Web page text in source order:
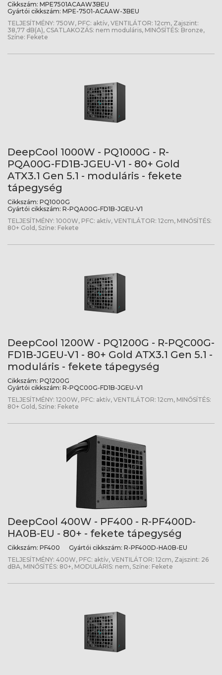
Cikkszám: MPE7501ACAAW3BEU
Gyártói cikkszám: MPE-7501-ACAAW-3BEU
TELJESÍTMÉNY: 750W, PFC: aktív, VENTILÁTOR: 12cm, Zajszint:
38,77 dB(A), CSATLAKOZÁS: nem moduláris, MINŐSÍTÉS: Bronze,
Színe: Fekete
DeepCool 1000W - PQ1000G - R-
PQA00G-FD1B-JGEU-V1 - 80+ Gold
ATX3.1 Gen 5.1 - moduláris - fekete
tápegység
Cikkszám: PQ1000G
Gyártói cikkszám: R-PQA00G-FD1B-JGEU-V1
TELJESÍTMÉNY: 1000W, PFC: aktív, VENTILÁTOR: 12cm, MINŐSÍTÉS:
80+ Gold, Színe: Fekete
DeepCool 1200W - PQ1200G - R-PQC00G-
FD1B-JGEU-V1 - 80+ Gold ATX3.1 Gen 5.1 -
moduláris - fekete tápegység
Cikkszám: PQ1200G
Gyártói cikkszám: R-PQC00G-FD1B-JGEU-V1
TELJESÍTMÉNY: 1200W, PFC: aktív, VENTILÁTOR: 12cm, MINŐSÍTÉS:
80+ Gold, Színe: Fekete
DeepCool 400W - PF400 - R-PF400D-
HA0B-EU - 80+ - fekete tápegység
Cikkszám: PF400 Gyártói cikkszám: R-PF400D-HA0B-EU
TELJESÍTMÉNY: 400W, PFC: aktív, VENTILÁTOR: 12cm, Zajszint: 26
dBA, MINŐSÍTÉS: 80+, MODULÁRIS: nem, Színe: Fekete